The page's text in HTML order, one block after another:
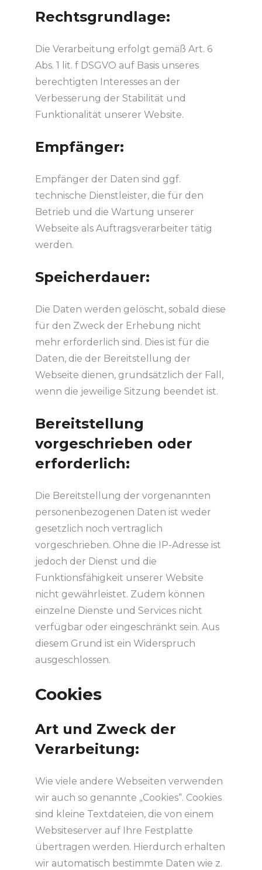
Rechtsgrundlage:
Die Verarbeitung erfolgt gemäß Art. 6
Abs. 1 lit. f DSGVO auf Basis unseres
berechtigten Interesses an der
Verbesserung der Stabilität und
Funktionalität unserer Website.
Empfänger:
Empfänger der Daten sind ggf.
technische Dienstleister, die für den
Betrieb und die Wartung unserer
Webseite als Auftragsverarbeiter tätig
werden.
Speicherdauer:
Die Daten werden gelöscht, sobald diese
für den Zweck der Erhebung nicht
mehr erforderlich sind. Dies ist für die
Daten, die der Bereitstellung der
Webseite dienen, grundsätzlich der Fall,
wenn die jeweilige Sitzung beendet ist.
Bereitstellung
vorgeschrieben oder
erforderlich:
Die Bereitstellung der vorgenannten
personenbezogenen Daten ist weder
gesetzlich noch vertraglich
vorgeschrieben. Ohne die IP-Adresse ist
jedoch der Dienst und die
Funktionsfähigkeit unserer Website
nicht gewährleistet. Zudem können
einzelne Dienste und Services nicht
verfügbar oder eingeschränkt sein. Aus
diesem Grund ist ein Widerspruch
ausgeschlossen.
Cookies
Art und Zweck der
Verarbeitung:
Wie viele andere Webseiten verwenden
wir auch so genannte „Cookies“. Cookies
sind kleine Textdateien, die von einem
Websiteserver auf Ihre Festplatte
übertragen werden. Hierdurch erhalten
wir automatisch bestimmte Daten wie z.